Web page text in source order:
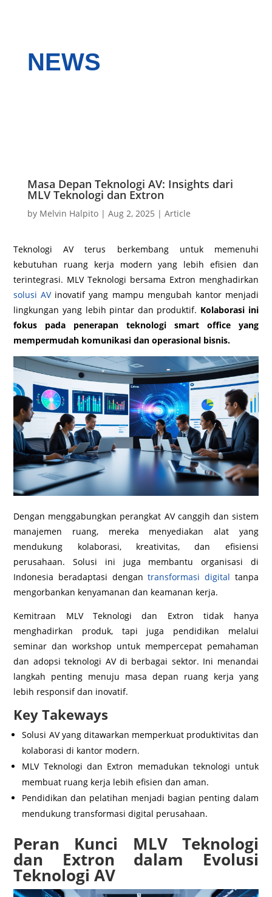
NEWS
Masa Depan Teknologi AV: Insights dari
MLV Teknologi dan Extron
by Melvin Halpito| Aug 2, 2025 | Article
Teknologi AV terus berkembang untuk memenuhi
kebutuhan ruang kerja modern yang lebih efisien dan
terintegrasi. MLV Teknologi bersama Extron menghadirkan
solusi AVinovatif yang mampu mengubah kantor menjadi
lingkungan yang lebih pintar dan produktif. Kolaborasi ini
fokus pada penerapan teknologi smart office yang
mempermudah komunikasi dan operasional bisnis.
Dengan menggabungkan perangkat AV canggih dan sistem
manajemen ruang, mereka menyediakan alat yang
mendukung kolaborasi, kreativitas, dan efisiensi
perusahaan. Solusi ini juga membantu organisasi di
Indonesia beradaptasi dengantransformasi digital tanpa
mengorbankan kenyamanan dan keamanan kerja.
Kemitraan MLV Teknologi dan Extron tidak hanya
menghadirkan produk, tapi juga pendidikan melalui
seminar dan workshop untuk mempercepat pemahaman
dan adopsi teknologi AV di berbagai sektor. Ini menandai
langkah penting menuju masa depan ruang kerja yang
lebih responsif dan inovatif.
Key Takeways
Solusi AV yang ditawarkan memperkuat produktivitas dan
kolaborasi di kantor modern.
MLV Teknologi dan Extron memadukan teknologi untuk
membuat ruang kerja lebih efisien dan aman.
Pendidikan dan pelatihan menjadi bagian penting dalam
mendukung transformasi digital perusahaan.
Peran Kunci MLV Teknologi
dan Extron dalam Evolusi
Teknologi AV